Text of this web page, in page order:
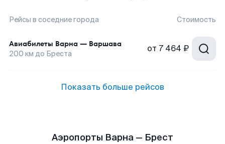
Рейсы в соседние города Стоимость
Авиабилеты Варна — Варшава
200 км до Бреста от 7 464 ₽
Показать больше рейсов
Аэропорты Варна — Брест